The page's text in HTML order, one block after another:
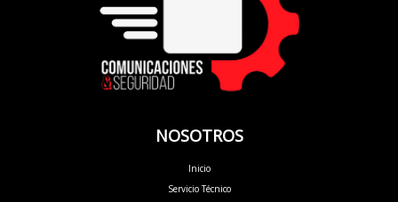
NOSOTROS
Inicio
Servicio Técnico